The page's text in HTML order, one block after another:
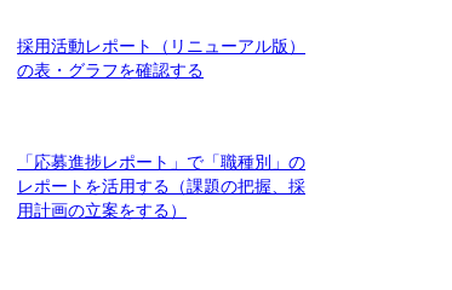
採用活動レポート（リニューアル版）
の表・グラフを確認する
「応募進捗レポート」で「職種別」の
レポートを活用する（課題の把握、採
用計画の立案をする）